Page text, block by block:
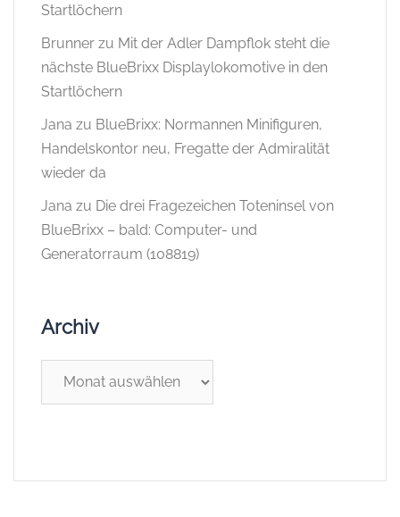
Startlöchern
Brunner zu Mit der Adler Dampflok steht die
nächste BlueBrixx Displaylokomotive in den
Startlöchern
Jana zu BlueBrixx: Normannen Minifiguren,
Handelskontor neu, Fregatte der Admiralität
wieder da
Jana zu Die drei Fragezeichen Toteninsel von
BlueBrixx – bald: Computer- und
Generatorraum (108819)
Archiv